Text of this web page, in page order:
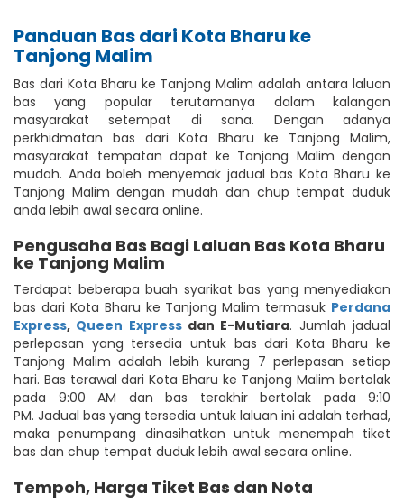
Panduan Bas dari Kota Bharu ke
Tanjong Malim
Bas dari Kota Bharu ke Tanjong Malim adalah antara laluan
bas yang popular terutamanya dalam kalangan
masyarakat setempat di sana. Dengan adanya
perkhidmatan bas dari Kota Bharu ke Tanjong Malim,
masyarakat tempatan dapat ke Tanjong Malim dengan
mudah. Anda boleh menyemak jadual bas Kota Bharu ke
Tanjong Malim dengan mudah dan chup tempat duduk
anda lebih awal secara online.
Pengusaha Bas Bagi Laluan Bas Kota Bharu
ke Tanjong Malim
Terdapat beberapa buah syarikat bas yang menyediakan
bas dari Kota Bharu ke Tanjong Malim termasuk Perdana
Express, Queen Express dan E-Mutiara. Jumlah jadual
perlepasan yang tersedia untuk bas dari Kota Bharu ke
Tanjong Malim adalah lebih kurang 7 perlepasan setiap
hari. Bas terawal dari Kota Bharu ke Tanjong Malim bertolak
pada 9:00 AM dan bas terakhir bertolak pada 9:10
PM. Jadual bas yang tersedia untuk laluan ini adalah terhad,
maka penumpang dinasihatkan untuk menempah tiket
bas dan chup tempat duduk lebih awal secara online.
Tempoh, Harga Tiket Bas dan Nota